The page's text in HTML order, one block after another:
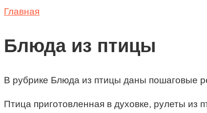
Главная
Блюда из птицы
В рубрике Блюда из птицы даны пошаговые
Птица приготовленная в духовке, рулеты из